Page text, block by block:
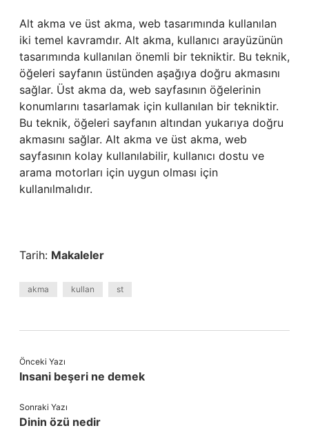
Alt akma ve üst akma, web tasarımında kullanılan
iki temel kavramdır. Alt akma, kullanıcı arayüzünün
tasarımında kullanılan önemli bir tekniktir. Bu teknik,
öğeleri sayfanın üstünden aşağıya doğru akmasını
sağlar. Üst akma da, web sayfasının öğelerinin
konumlarını tasarlamak için kullanılan bir tekniktir.
Bu teknik, öğeleri sayfanın altından yukarıya doğru
akmasını sağlar. Alt akma ve üst akma, web
sayfasının kolay kullanılabilir, kullanıcı dostu ve
arama motorları için uygun olması için
kullanılmalıdır.
Tarih: Makaleler
akma kullan st
Önceki Yazı
Insani beşeri ne demek
Sonraki Yazı
Dinin özü nedir